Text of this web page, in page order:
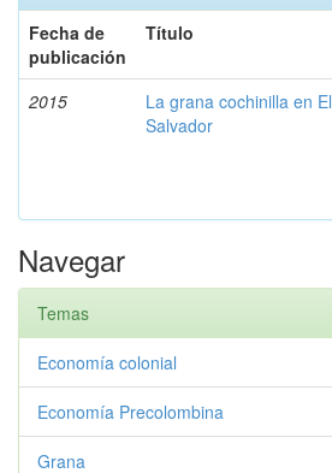
Fecha de
publicación
Título
2015
La grana cochinilla en El
Salvador
Navegar
Temas
Economía colonial
Economía Precolombina
Grana